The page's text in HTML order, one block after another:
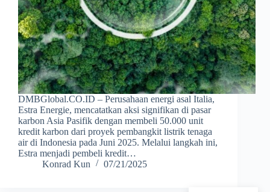
DMBGlobal.CO.ID – Perusahaan energi asal Italia,
Estra Energie, mencatatkan aksi signifikan di pasar
karbon Asia Pasifik dengan membeli 50.000 unit
kredit karbon dari proyek pembangkit listrik tenaga
air di Indonesia pada Juni 2025. Melalui langkah ini,
Estra menjadi pembeli kredit…
Konrad Kun
07/21/2025